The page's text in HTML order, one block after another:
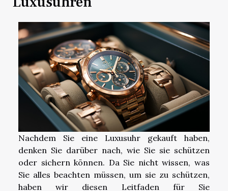
Nachdem Sie eine Luxusuhr gekauft haben,
denken Sie darüber nach, wie Sie sie schützen
oder sichern können. Da Sie nicht wissen, was
Sie alles beachten müssen, um sie zu schützen,
haben wir diesen Leitfaden für Sie